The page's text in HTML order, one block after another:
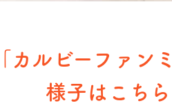
「カルビーファン
様子はこち